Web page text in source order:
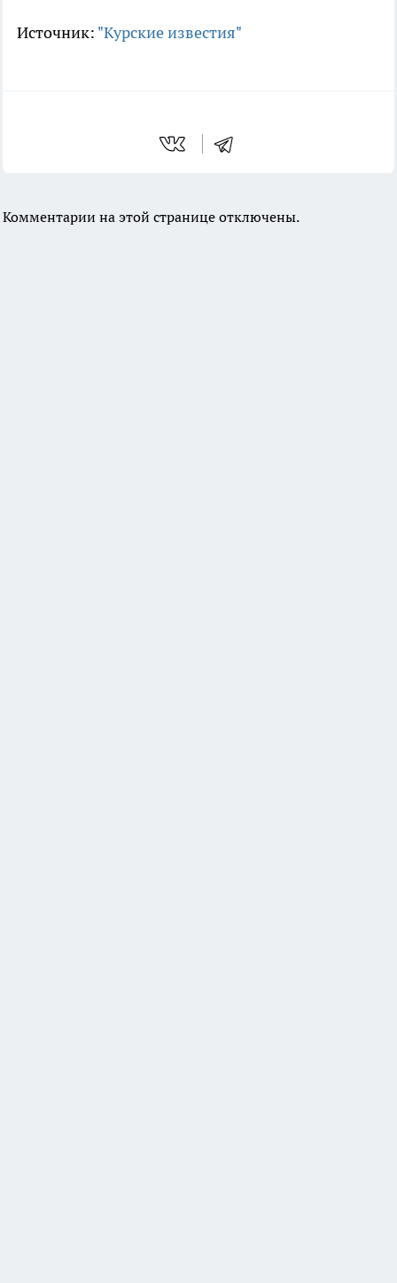
Источник: "Курские известия"
Комментарии на этой странице отключены.